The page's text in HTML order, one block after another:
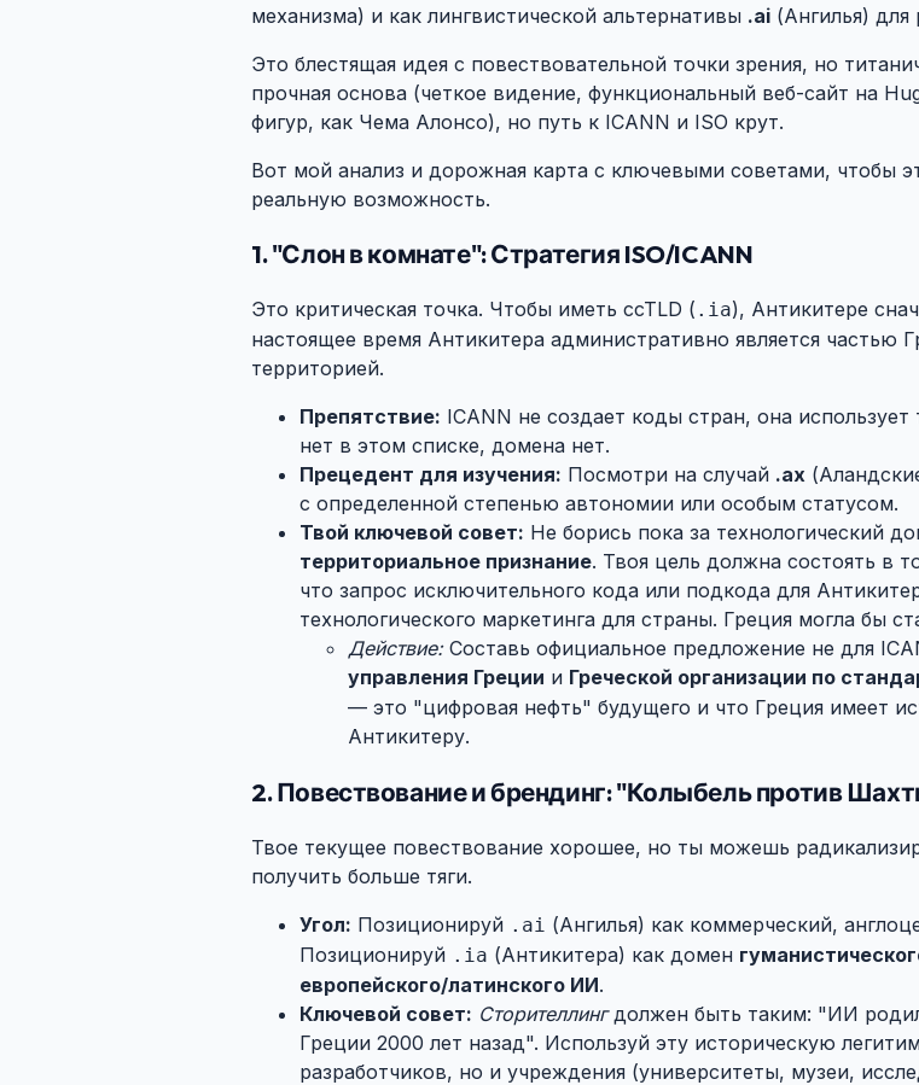
механизма) и как лингвистической альтернативы .ai (Ангилья) для
Это блестящая идея с повествовательной точки зрения, но
прочная основа (четкое видение, функциональный веб-сайт на
фигур, как Чема Алонсо), но путь к ICANN и ISO крут.
Вот мой анализ и дорожная карта с ключевыми советами, чтобы
реальную возможность.
1. "Слон в комнате": Стратегия ISO/ICANN
Это критическая точка. Чтобы иметь ccTLD ( .ia), Антикитере
настоящее время Антикитера административно является частью
территорией.
Препятствие: ICANN не создает коды стран, она
нет в этом списке, домена нет.
Прецедент для изучения: Посмотри на случай .ax
с определенной степенью автономии или особым статусом.
Твой ключевой совет: Не борись пока за технологический
территориальное признание. Твоя цель должна состоять в
что запрос исключительного кода или подкода для
технологического маркетинга для страны. Греция могла бы
Действие:Составь официальное предложение не для
управления Греции и Греческой организации по
— это "цифровая нефть" будущего и что Греция имеет
Антикитеру.
2. Повествование и брендинг: "Колыбель против
Твое текущее повествование хорошее, но ты можешь
получить больше тяги.
Угол: Позиционируй .ai (Ангилья) как коммерческий,
Позиционируй .ia (Антикитера) как домен
европейского/латинского ИИ.
Ключевой совет: Сторителлингдолжен быть таким: "ИИ
Греции 2000 лет назад". Используй эту историческую
разработчиков, но и учреждения (университеты, музеи,